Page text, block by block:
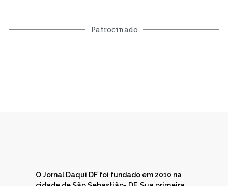
Patrocinado
O Jornal Daqui DF foi fundado em 2010 na